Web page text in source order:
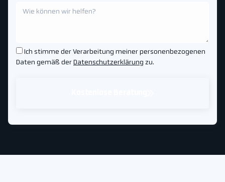
Ich stimme der Verarbeitung meiner personenbezogenen
Daten gemäß der Datenschutzerklärung zu.